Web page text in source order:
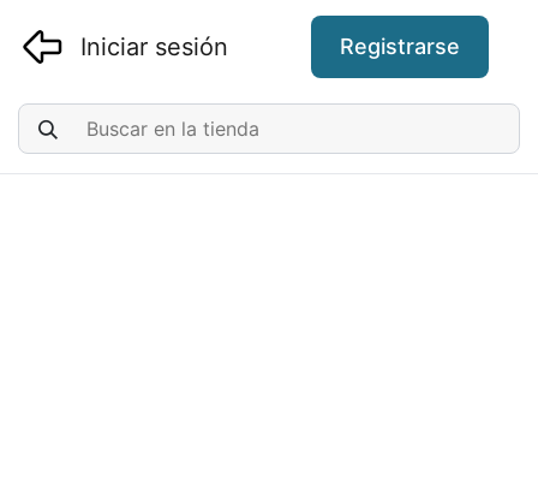
Iniciar sesión Registrarse